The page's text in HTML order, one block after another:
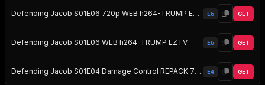
Defending Jacob S01E06 720p WEB h264-TRUMP EZTV E6 GET
Defending Jacob S01E06 WEB h264-TRUMP EZTV E6 GET
Defending Jacob S01E04 Damage Control REPACK 720p ATVP WEB-DL DDP5 1 H 264- EZTV E4 GET